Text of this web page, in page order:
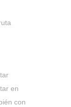
en
con